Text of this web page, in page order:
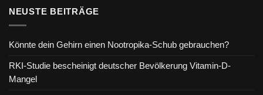
NEUSTE BEITRÄGE
Könnte dein Gehirn einen Nootropika-Schub gebrauchen?
RKI-Studie bescheinigt deutscher Bevölkerung Vitamin-D-
Mangel